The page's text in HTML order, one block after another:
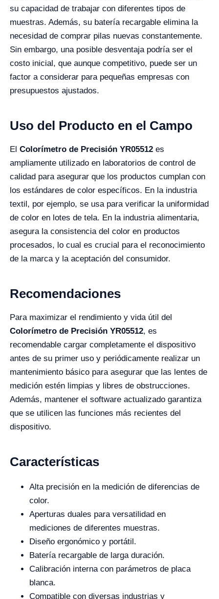
su capacidad de trabajar con diferentes tipos de
muestras. Además, su batería recargable elimina la
necesidad de comprar pilas nuevas constantemente.
Sin embargo, una posible desventaja podría ser el
costo inicial, que aunque competitivo, puede ser un
factor a considerar para pequeñas empresas con
presupuestos ajustados.
Uso del Producto en el Campo
El Colorímetro de Precisión YR05512 es
ampliamente utilizado en laboratorios de control de
calidad para asegurar que los productos cumplan con
los estándares de color específicos. En la industria
textil, por ejemplo, se usa para verificar la uniformidad
de color en lotes de tela. En la industria alimentaria,
asegura la consistencia del color en productos
procesados, lo cual es crucial para el reconocimiento
de la marca y la aceptación del consumidor.
Recomendaciones
Para maximizar el rendimiento y vida útil del
Colorímetro de Precisión YR05512, es
recomendable cargar completamente el dispositivo
antes de su primer uso y periódicamente realizar un
mantenimiento básico para asegurar que las lentes de
medición estén limpias y libres de obstrucciones.
Además, mantener el software actualizado garantiza
que se utilicen las funciones más recientes del
dispositivo.
Características
Alta precisión en la medición de diferencias de
color.
Aperturas duales para versatilidad en
mediciones de diferentes muestras.
Diseño ergonómico y portátil.
Batería recargable de larga duración.
Calibración interna con parámetros de placa
blanca.
Compatible con diversas industrias y